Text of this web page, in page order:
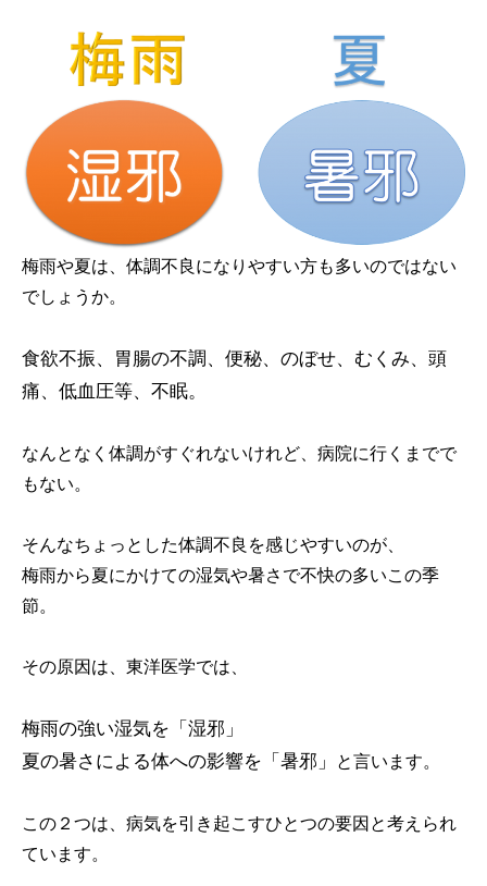
梅雨や夏は、体調不良になりやすい方も多いのではない
でしょうか。
食欲不振、胃腸の不調、便秘、のぼせ、むくみ、頭
痛、低血圧等、不眠。
なんとなく体調がすぐれないけれど、病院に行くまでで
もない。
そんなちょっとした体調不良を感じやすいのが、
梅雨から夏にかけての湿気や暑さで不快の多いこの季
節。
その原因は、東洋医学では、
梅雨の強い湿気を「湿邪」
夏の暑さによる体への影響を「暑邪」 と言います。
この２つは、病気を引き起こすひとつの要因と考えられ
ています。